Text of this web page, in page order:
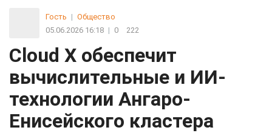
Гость | Общество
05.06.2026 16:18 | 0 222
Cloud X обеспечит
вычислительные и ИИ-
технологии Ангаро-
Енисейского кластера